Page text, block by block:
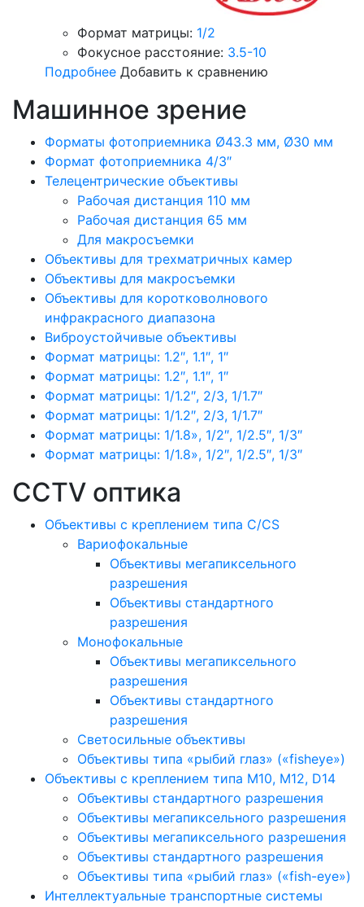
Формат матрицы: 1/2
Фокусное расстояние: 3.5-10
Подробнее Добавить к сравнению
Машинное зрение
Форматы фотоприемника Ø43.3 мм, Ø30 мм
Формат фотоприемника 4/3″
Телецентрические объективы
Рабочая дистанция 110 мм
Рабочая дистанция 65 мм
Для макросъемки
Объективы для трехматричных камер
Объективы для макросъемки
Объективы для коротковолнового
инфракрасного диапазона
Виброустойчивые объективы
Формат матрицы: 1.2″, 1.1″, 1″
Формат матрицы: 1.2″, 1.1″, 1″
Формат матрицы: 1/1.2″, 2/3, 1/1.7″
Формат матрицы: 1/1.2″, 2/3, 1/1.7″
Формат матрицы: 1/1.8», 1/2″, 1/2.5″, 1/3″
Формат матрицы: 1/1.8», 1/2″, 1/2.5″, 1/3″
CCTV оптика
Объективы с креплением типа C/CS
Вариофокальные
Объективы мегапиксельного
разрешения
Объективы стандартного
разрешения
Монофокальные
Объективы мегапиксельного
разрешения
Объективы стандартного
разрешения
Светосильные объективы
Объективы типа «рыбий глаз» («fisheye»)
Объективы с креплением типа M10, M12, D14
Объективы стандартного разрешения
Объективы мегапиксельного разрешения
Объективы мегапиксельного разрешения
Объективы стандартного разрешения
Объективы типа «рыбий глаз» («fish-eye»)
Интеллектуальные транспортные системы